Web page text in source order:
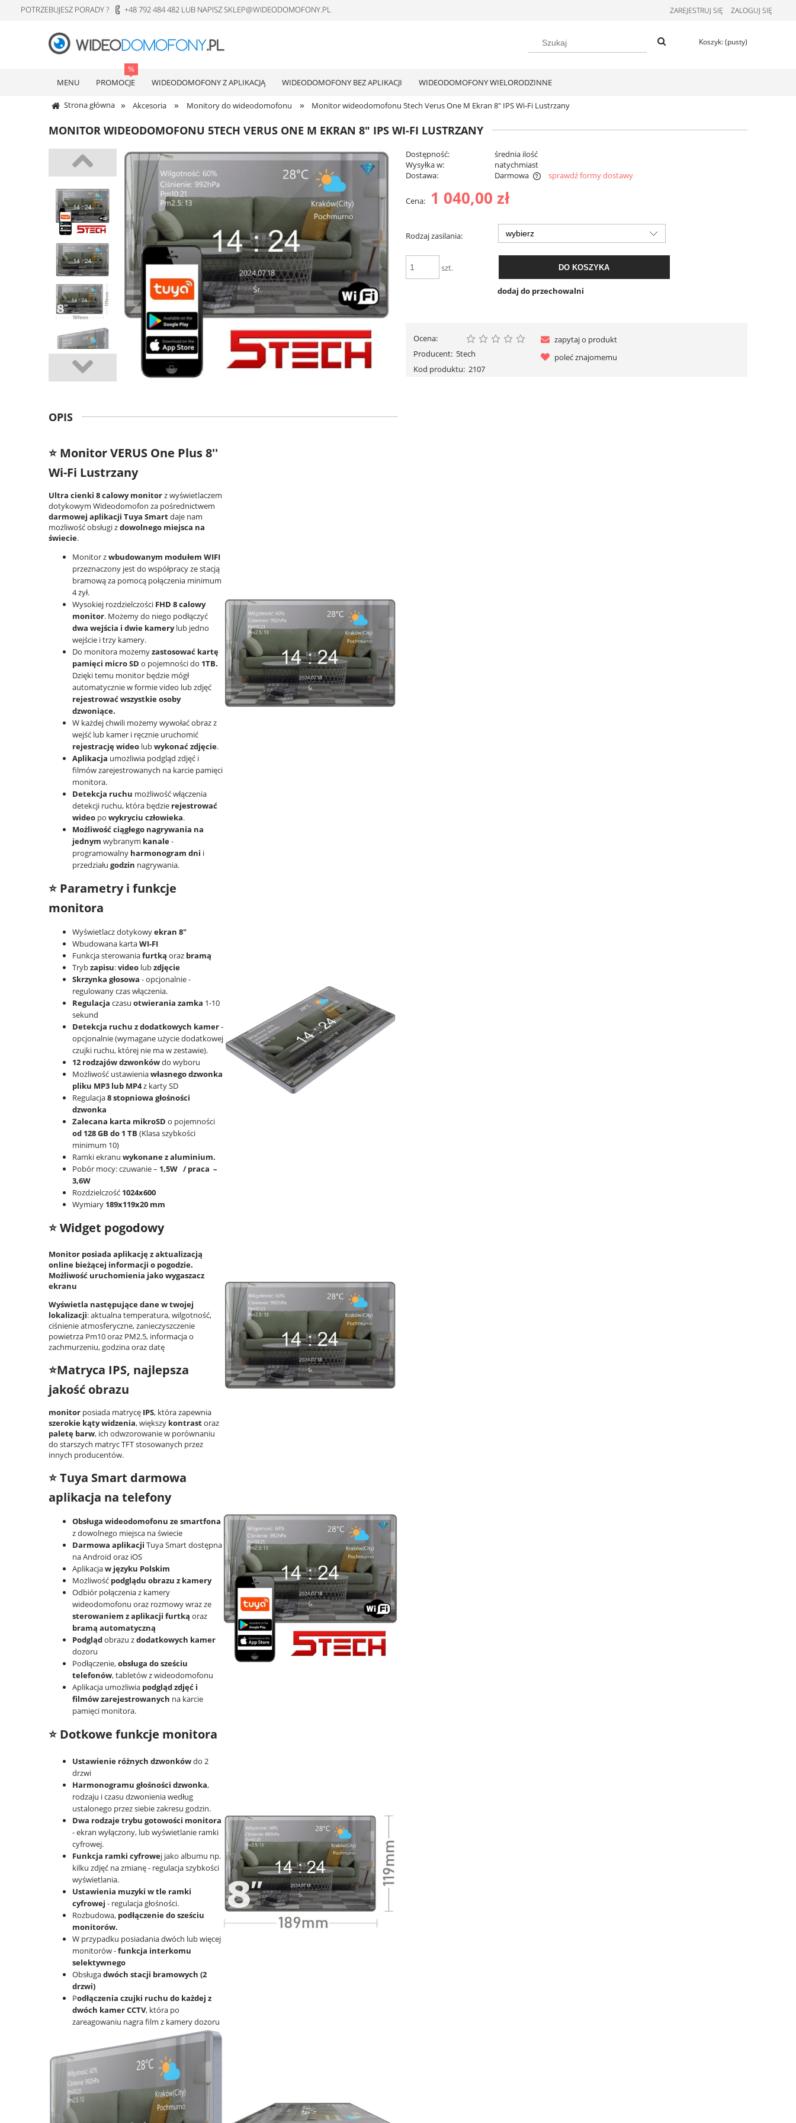
POTRZEBUJESZ PORADY ? +48 792 484 482 LUB NAPISZ SKLEP@WIDEODOMOFONY.PL ZAREJESTRUJ SIĘ ZALOGUJ SIĘ
Koszyk:(pusty)
MENU PROMOCJE WIDEODOMOFONY Z APLIKACJĄ WIDEODOMOFONY BEZ APLIKACJI WIDEODOMOFONY WIELORODZINNE
Strona główna » Akcesoria » Monitory do wideodomofonu » Monitor wideodomofonu 5tech Verus One M Ekran 8" IPS Wi-Fi Lustrzany
MONITOR WIDEODOMOFONU 5TECH VERUS ONE M EKRAN 8" IPS WI-FI LUSTRZANY
Dostępność:
średnia ilość
Wysyłka w:
natychmiast
Dostawa:
Darmowa
Cena nie zawiera ewentualnych kosztów
sprawdź formy dostawy
Cena: 1 040,00 zł
Rodzaj zasilania:
szt. DO KOSZYKA
dodaj do przechowalni
Ocena:
Producent: 5tech
Kod produktu: 2107
zapytaj o produkt
poleć znajomemu
OPIS
⭐ Monitor VERUS One Plus 8''
Wi-Fi Lustrzany
Ultra cienki 8 calowy monitorz wyświetlaczem
dotykowym Wideodomofon za pośrednictwem
darmowej aplikacji Tuya Smartdaje nam
możliwość obsługi zdowolnego miejsca na
świecie.
Monitor zwbudowanym modułem WIFI
przeznaczony jest do współpracy ze stacją
bramową za pomocą połączenia minimum
4 żył.
Wysokiej rozdzielczości FHD 8 calowy
monitor. Możemy do niego podłączyć
dwa wejścia i dwie kamerylub jedno
wejście i trzy kamery.
Do monitora możemyzastosować kartę
pamięci micro SD o pojemności do 1TB.
Dzięki temu monitor będzie mógł
automatycznie w formie video lub zdjęć
rejestrować wszystkie osoby
dzwoniące.
W każdej chwili możemy wywołać obraz z
wejść lub kamer i ręcznie uruchomić
rejestrację wideo lubwykonać zdjęcie.
Aplikacja umożliwia podgląd zdjęć i
filmów zarejestrowanych na karcie pamięci
monitora.
Detekcja ruchu możliwość włączenia
detekcji ruchu, która będzie rejestrować
wideo po wykryciu człowieka.
Możliwość ciągłego nagrywania na
jednym wybranym kanale-
programowalny harmonogram dni i
przedziału godzin nagrywania.
⭐ Parametry i funkcje
monitora
Wyświetlacz dotykowyekran 8"
Wbudowana kartaWI-FI
Funkcja sterowaniafurtką oraz bramą
Trybzapisu:video lubzdjęcie
Skrzynka głosowa - opcjonalnie -
regulowany czas włączenia.
Regulacja czasu otwierania zamka 1-10
sekund
Detekcja ruchu z dodatkowych kamer-
opcjonalnie (wymagane użycie dodatkowej
czujki ruchu, której nie ma w zestawie).
12 rodzajów dzwonkówdo wyboru
Możliwość ustawieniawłasnego dzwonka
pliku MP3 lub MP4z karty SD
Regulacja8 stopniowa głośności
dzwonka
Zalecana karta mikroSD o pojemności
od 128 GB do 1 TB (Klasa szybkości
minimum 10)
Ramki ekranu wykonane z aluminium.
Pobór mocy: czuwanie – 1,5W / praca –
3,6W
Rozdzielczość 1024x600
Wymiary 189x119x20 mm
⭐ Widget pogodowy
Monitor posiada aplikację z aktualizacją
online bieżącej informacji o pogodzie.
Możliwość uruchomienia jako wygaszacz
ekranu
Wyświetla następujące dane w twojej
lokalizacji: aktualna temperatura, wilgotność,
ciśnienie atmosferyczne, zanieczyszczenie
powietrza Pm10 oraz PM2.5, informacja o
zachmurzeniu, godzina oraz datę
⭐Matryca IPS, najlepsza
jakość obrazu
monitor posiada matrycę IPS, która zapewnia
szerokie kąty widzenia, większy kontrastoraz
paletę barw, ich odwzorowanie w porównaniu
do starszych matryc TFT stosowanych przez
innych producentów.
⭐ Tuya Smart darmowa
aplikacja na telefony
Obsługa wideodomofonu ze smartfona
z dowolnego miejsca na świecie
Darmowa aplikacji Tuya Smart dostępna
na Android oraz iOS
Aplikacjaw języku Polskim
Możliwość podglądu obrazu z kamery
Odbiór połączenia z kamery
wideodomofonu oraz rozmowy wraz ze
sterowaniem z aplikacji furtką oraz
bramą automatyczną
Podglądobrazu zdodatkowych kamer
dozoru
Podłączenie,obsługa do sześciu
telefonów, tabletów z wideodomofonu
Aplikacja umożliwia podgląd zdjęć i
filmów zarejestrowanych na karcie
pamięci monitora.
⭐ Dotkowe funkcje monitora
Ustawienie różnych dzwonkówdo 2
drzwi
Harmonogramu głośności dzwonka,
rodzaju i czasu dzwonienia według
ustalonego przez siebie zakresu godzin.
Dwa rodzaje trybu gotowości monitora
- ekran wyłączony, lub wyświetlanie ramki
cyfrowej.
Funkcja ramki cyfrowej jako albumu np.
kilku zdjęć na zmianę - regulacja szybkości
wyświetlania.
Ustawienia muzyki w tle ramki
cyfrowej - regulacja głośności.
Rozbudowa, podłączenie do sześciu
monitorów.
W przypadku posiadania dwóch lub więcej
monitorów -funkcja interkomu
selektywnego
Obsługadwóch stacji bramowych (2
drzwi)
Podłączenia czujki ruchu do każdej z
dwóch kamer CCTV, która po
zareagowaniu nagra film z kamery dozoru